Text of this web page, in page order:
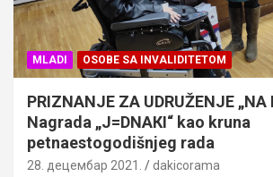
MLADI OSOBE SA INVALIDITETOM
PRIZNANJE ZA UDRUŽENJE „NA
Nagrada „J=DNAКI“ kao kruna
petnaestogodišnjeg rada
28. децембар 2021. dakicorama